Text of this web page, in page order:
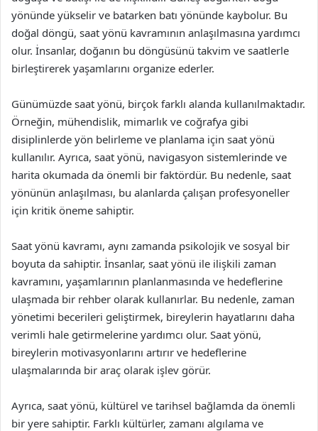
yönünde yükselir ve batarken batı yönünde kaybolur. Bu
doğal döngü, saat yönü kavramının anlaşılmasına yardımcı
olur. İnsanlar, doğanın bu döngüsünü takvim ve saatlerle
birleştirerek yaşamlarını organize ederler.
Günümüzde saat yönü, birçok farklı alanda kullanılmaktadır.
Örneğin, mühendislik, mimarlık ve coğrafya gibi
disiplinlerde yön belirleme ve planlama için saat yönü
kullanılır. Ayrıca, saat yönü, navigasyon sistemlerinde ve
harita okumada da önemli bir faktördür. Bu nedenle, saat
yönünün anlaşılması, bu alanlarda çalışan profesyoneller
için kritik öneme sahiptir.
Saat yönü kavramı, aynı zamanda psikolojik ve sosyal bir
boyuta da sahiptir. İnsanlar, saat yönü ile ilişkili zaman
kavramını, yaşamlarının planlanmasında ve hedeflerine
ulaşmada bir rehber olarak kullanırlar. Bu nedenle, zaman
yönetimi becerileri geliştirmek, bireylerin hayatlarını daha
verimli hale getirmelerine yardımcı olur. Saat yönü,
bireylerin motivasyonlarını artırır ve hedeflerine
ulaşmalarında bir araç olarak işlev görür.
Ayrıca, saat yönü, kültürel ve tarihsel bağlamda da önemli
bir yere sahiptir. Farklı kültürler, zamanı algılama ve